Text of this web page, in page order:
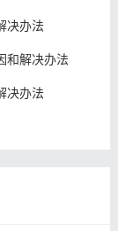
决办法
和解决办法
决办法